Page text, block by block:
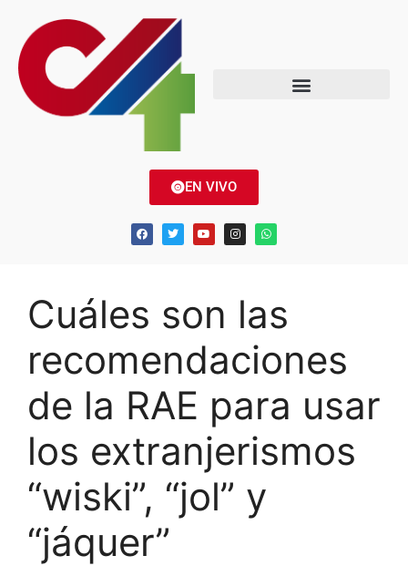
EN VIVO
Cuáles son las
recomendaciones
de la RAE para usar
los extranjerismos
“wiski”, “jol” y
“jáquer”